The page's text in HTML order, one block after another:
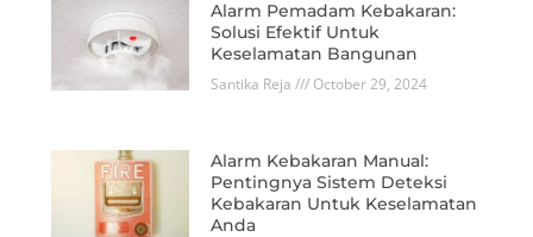
Alarm Pemadam Kebakaran:
Solusi Efektif Untuk
Keselamatan Bangunan
Santika Reja October 29, 2024
Alarm Kebakaran Manual:
Pentingnya Sistem Deteksi
Kebakaran Untuk Keselamatan
Anda